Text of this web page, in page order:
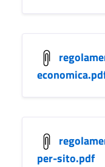
per-sito.pdf